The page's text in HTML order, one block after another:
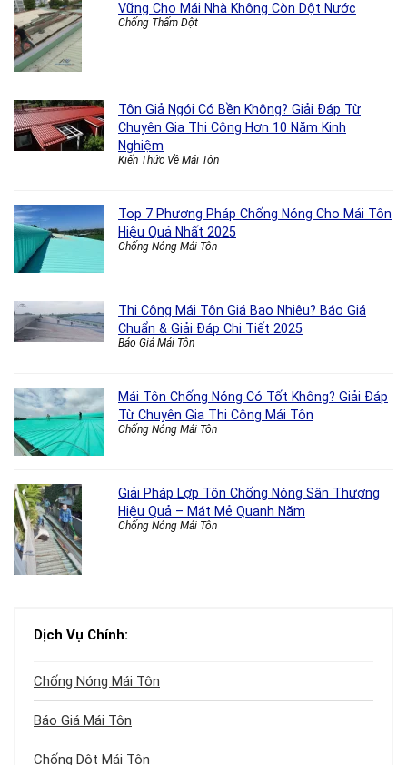
Vững Cho Mái Nhà Không Còn Dột Nước
Chống Thấm Dột
Tôn Giả Ngói Có Bền Không? Giải Đáp Từ
Chuyên Gia Thi Công Hơn 10 Năm Kinh
Nghiệm
Kiến Thức Về Mái Tôn
Top 7 Phương Pháp Chống Nóng Cho Mái Tôn
Hiệu Quả Nhất 2025
Chống Nóng Mái Tôn
Thi Công Mái Tôn Giá Bao Nhiêu? Báo Giá
Chuẩn & Giải Đáp Chi Tiết 2025
Báo Giá Mái Tôn
Mái Tôn Chống Nóng Có Tốt Không? Giải Đáp
Từ Chuyên Gia Thi Công Mái Tôn
Chống Nóng Mái Tôn
Giải Pháp Lợp Tôn Chống Nóng Sân Thượng
Hiệu Quả – Mát Mẻ Quanh Năm
Chống Nóng Mái Tôn
Dịch Vụ Chính:
Chống Nóng Mái Tôn
Báo Giá Mái Tôn
Chống Dột Mái Tôn